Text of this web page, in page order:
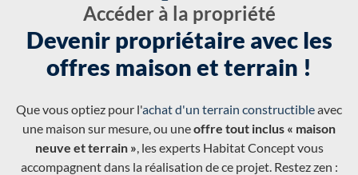
Accéder à la propriété
Devenir propriétaire avec les
offres maison et terrain !
Que vous optiez pour l'achat d'un terrain constructibleavec
une maison sur mesure, ou uneoffre tout inclus « maison
neuve et terrain », les experts Habitat Concept vous
accompagnent dans la réalisation de ce projet. Restez zen :